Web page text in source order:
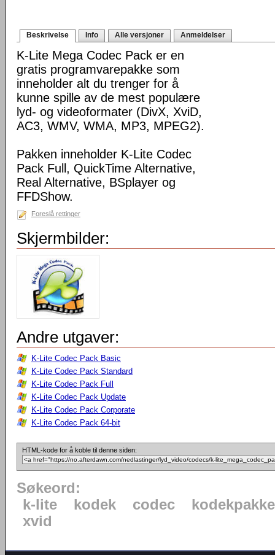
Beskrivelse Info Alle versjoner Anmeldelser
K-Lite Mega Codec Pack er en
gratis programvarepakke som
inneholder alt du trenger for å
kunne spille av de mest populære
lyd- og videoformater (DivX, XviD,
AC3, WMV, WMA, MP3, MPEG2).
Pakken inneholder K-Lite Codec
Pack Full, QuickTime Alternative,
Real Alternative, BSplayer og
FFDShow.
Foreslå rettinger
Skjermbilder:
Andre utgaver:
K-Lite Codec Pack Basic
K-Lite Codec Pack Standard
K-Lite Codec Pack Full
K-Lite Codec Pack Update
K-Lite Codec Pack Corporate
K-Lite Codec Pack 64-bit
HTML-kode for å koble til denne siden:
Søkeord:
k-lite
kodek codec
kodekpakke
xvid